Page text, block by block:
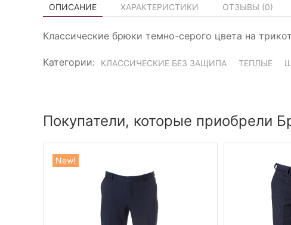
ОПИСАНИЕ ХАРАКТЕРИСТИКИ ОТЗЫВЫ (0)
Классические брюки темно-серого цвета на
Категории: КЛАССИЧЕСКИЕ БЕЗ ЗАЩИПА ТЕПЛЫЕ
Покупатели, которые приобрели
New!